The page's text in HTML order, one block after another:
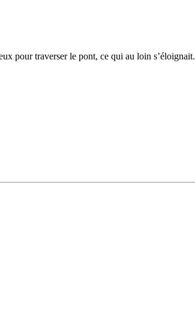
pour traverser le pont, ce qui au loin s’éloignait.